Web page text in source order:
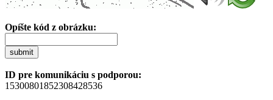
Opíšte kód z obrázku:
submit
ID pre komunikáciu s podporou:
15300801852308428536